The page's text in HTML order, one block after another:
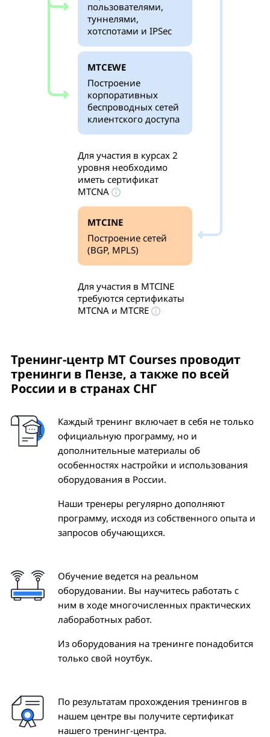
пользователями,
туннелями,
хотспотами и IPSec
MTCEWE
Построение
корпоративных
беспроводных сетей
клиентского доступа
Для участия в курсах 2
уровня необходимо
иметь сертификат
MTCNA
MTCINE
Построение сетей
(BGP, MPLS)
Для участия в MTCINE
требуются сертификаты
MTCNA и MTCRE
Тренинг-центр MT Courses проводит
тренинги в Пензе, а также по всей
России и в странах СНГ
Каждый тренинг включает в себя не только
официальную программу, но и
дополнительные материалы об
особенностях настройки и использования
оборудования в России.
Наши тренеры регулярно дополняют
программу, исходя из собственного опыта и
запросов обучающихся.
Обучение ведется на реальном
оборудовании. Вы научитесь работать с
ним в ходе многочисленных практических
лабоработных работ.
Из оборудования на тренинге понадобится
только свой ноутбук.
По результатам прохождения тренингов в
нашем центре вы получите сертификат
нашего тренинг-центра.